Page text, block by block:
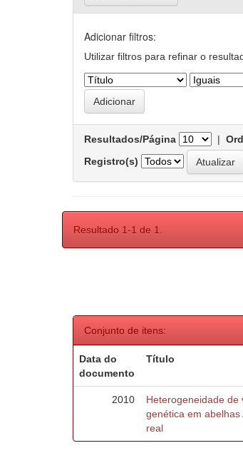
Adicionar filtros:
Utilizar filtros para refinar o
Resultados/Página |
Registro(s)
Resultado 1-1 de 1.
Conjunto de itens:
Data do
documento
Título
2010
Heterogeneidade de
genética em
real